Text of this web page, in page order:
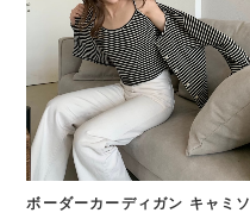
ボーダーカーディガン キャミソ